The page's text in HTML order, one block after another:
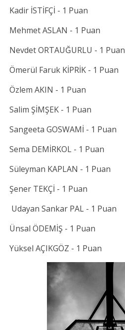
Kadir İSTİFÇİ - 1 Puan
Mehmet ASLAN - 1 Puan
Nevdet ORTAUĞURLU - 1 Puan
Ömerül Faruk KİPRİK - 1 Puan
Özlem AKIN - 1 Puan
Salim ŞİMŞEK - 1 Puan
Sangeeta GOSWAMİ - 1 Puan
Sema DEMİRKOL - 1 Puan
Süleyman KAPLAN - 1 Puan
Şener TEKÇİ - 1 Puan
Udayan Sankar PAL - 1 Puan
Ünsal ÖDEMİŞ - 1 Puan
Yüksel AÇIKGÖZ - 1 Puan